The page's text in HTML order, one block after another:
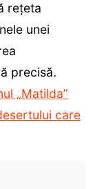
rețeta
unei
precisă.
„Matilda”
care